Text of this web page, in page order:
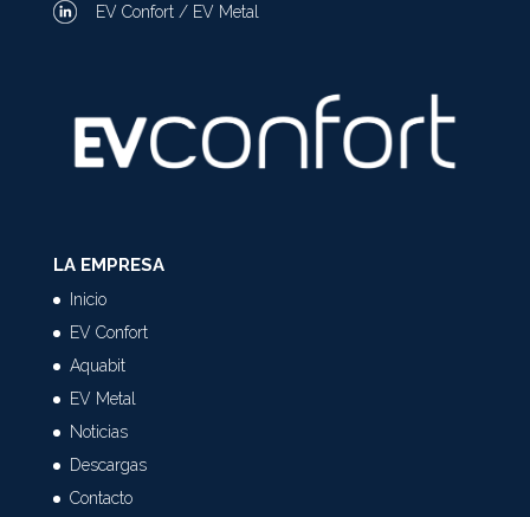
EV Confort / EV Metal
LA EMPRESA
Inicio
EV Confort
Aquabit
EV Metal
Noticias
Descargas
Contacto